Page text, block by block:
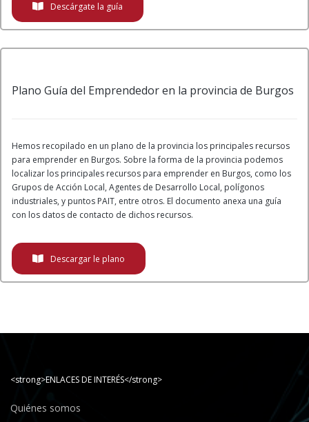
Descárgate la guía
Plano Guía del Emprendedor en la provincia de Burgos
Hemos recopilado en un plano de la provincia los principales recursos
para emprender en Burgos. Sobre la forma de la provincia podemos
localizar los principales recursos para emprender en Burgos, como los
Grupos de Acción Local, Agentes de Desarrollo Local, polígonos
industriales, y puntos PAIT, entre otros. El documento anexa una guía
con los datos de contacto de dichos recursos.
Descargar le plano
<strong>ENLACES DE INTERÉS</strong>
Quiénes somos